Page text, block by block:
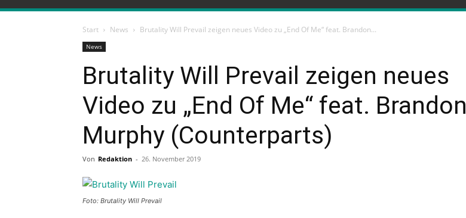
Start News Brutality Will Prevail zeigen neues Video zu „End Of Me“ feat. Brandon...
News
Brutality Will Prevail zeigen neues
Video zu „End Of Me“ feat. Brandon
Murphy (Counterparts)
Von Redaktion - 26. November 2019
Foto: Brutality Will Prevail